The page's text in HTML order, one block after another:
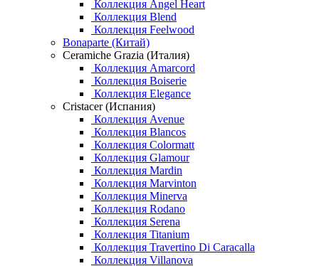
Коллекция Angel Heart
Коллекция Blend
Коллекция Feelwood
Bonaparte (Китай)
Ceramiche Grazia (Италия)
Коллекция Amarcord
Коллекция Boiserie
Коллекция Elegance
Cristacer (Испания)
Коллекция Avenue
Коллекция Blancos
Коллекция Colormatt
Коллекция Glamour
Коллекция Mardin
Коллекция Marvinton
Коллекция Minerva
Коллекция Rodano
Коллекция Serena
Коллекция Titanium
Коллекция Travertino Di Caracalla
Коллекция Villanova